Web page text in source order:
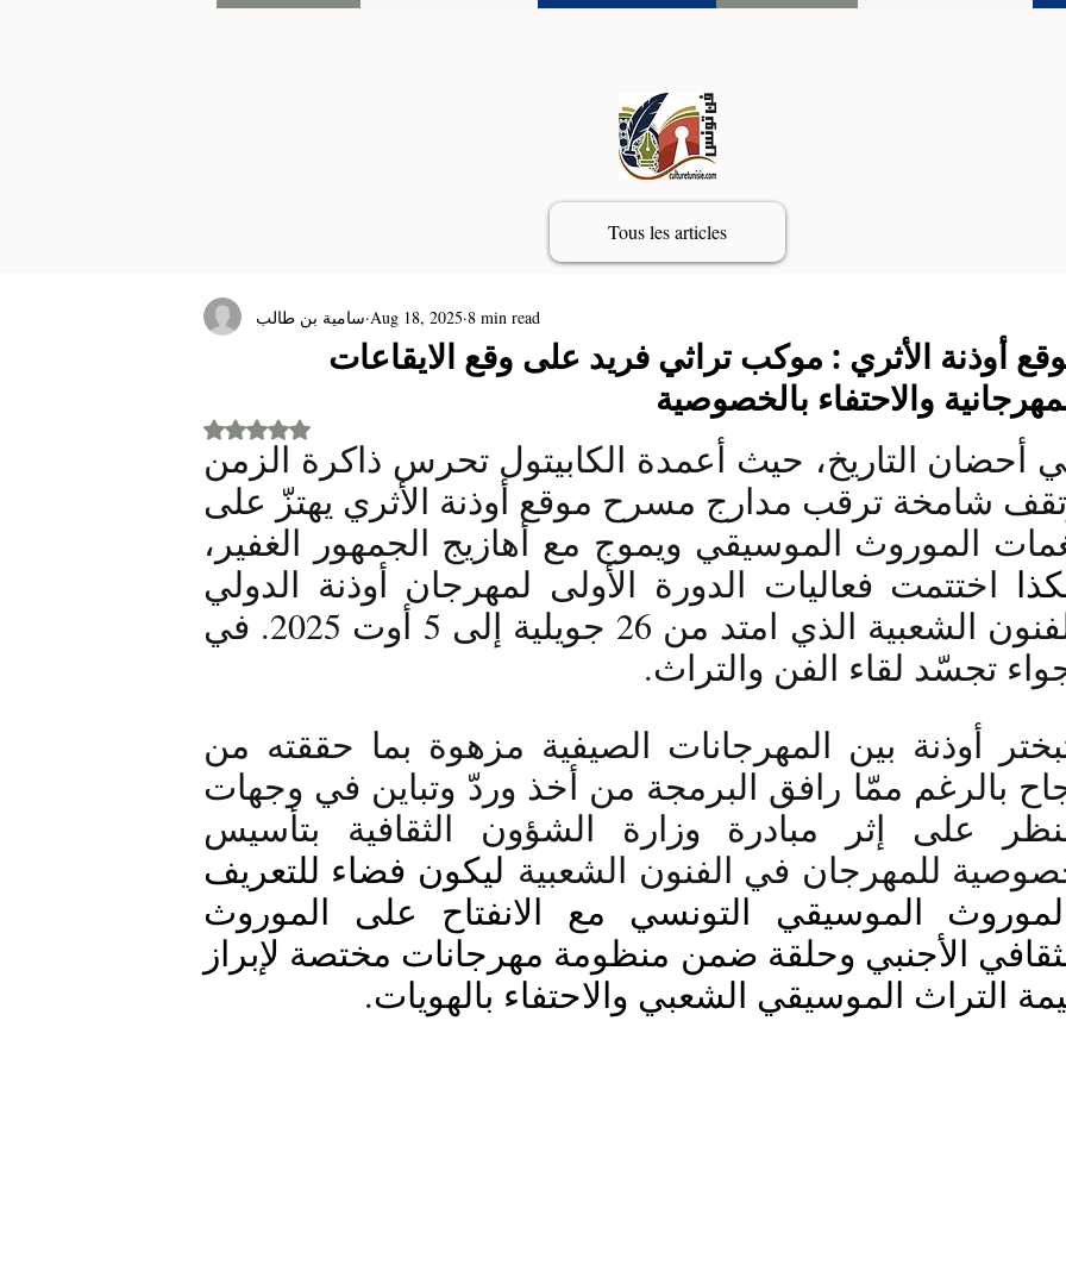
Tous les articles
أوذنة الأثري : موكب تراثي فريد على وقع الايقاعات
والاحتفاء بالخصوصية
سامية بن طالب Aug 18, 2025 8 min read
Rated NaN out of 5 stars.
الموروث الموسيقي ويموج مع أهازيج الجمهور الغفير،
تجسّد لقاء الفن والتراث.
للمهرجان في الفنون الشعبية
التراث الموسيقي الشعبي والاحتفاء بالهويات.